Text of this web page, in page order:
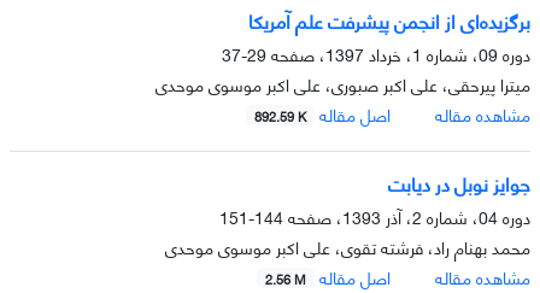
برگزیده‌ای از انجمن پیشرفت علم آمریکا
دوره 09، شماره 1، خرداد 1397، صفحه
29-37
میترا پیرحقی، علی اکبر صبوری، علی اکبر موسوی موحدی
مشاهده مقاله
اصل مقاله 892.59 K
جوایز نوبل در دیابت
دوره 04، شماره 2، آذر 1393، صفحه
144-151
محمد بهنام راد، فرشته تقوی، علی اکبر موسوی موحدی
مشاهده مقاله
اصل مقاله 2.56 M